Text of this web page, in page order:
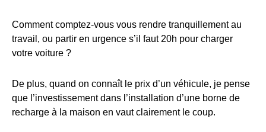
Comment comptez-vous vous rendre tranquillement au
travail, ou partir en urgence s’il faut 20h pour charger
votre voiture ?
De plus, quand on connaît le prix d’un véhicule, je pense
que l’investissement dans l’installation d’une borne de
recharge à la maison en vaut clairement le coup.